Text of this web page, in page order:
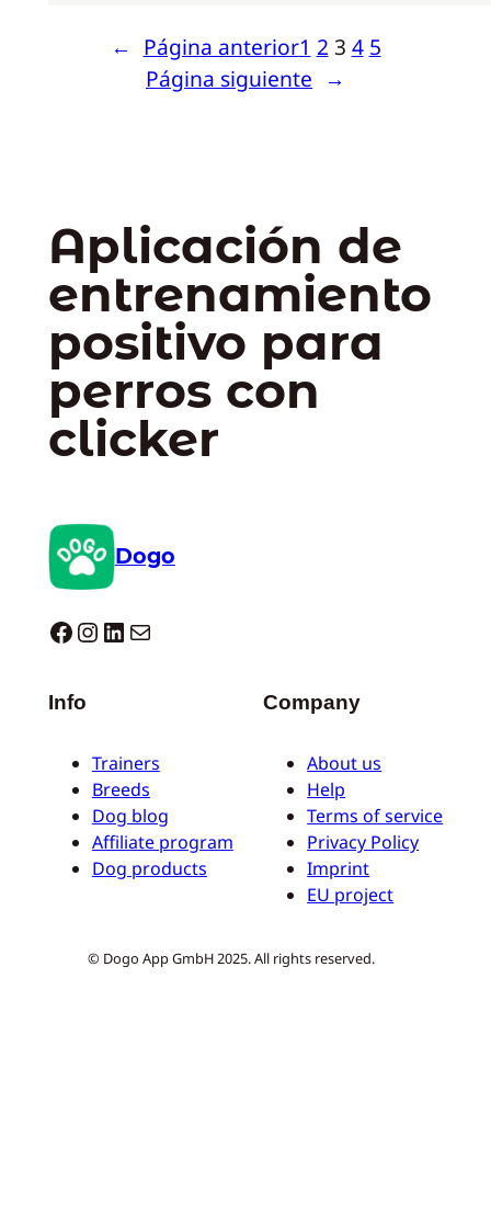
← Página anterior1 2 3 4 5
Página siguiente →
Aplicación de
entrenamiento
positivo para
perros con
clicker
Dogo
Dogo facebook InstagramLinkedIn Correo electrónico
Info
Trainers
Breeds
Dog blog
Affiliate program
Dog products
Company
About us
Help
Terms of service
Privacy Policy
Imprint
EU project
© Dogo App GmbH 2025. All rights reserved.